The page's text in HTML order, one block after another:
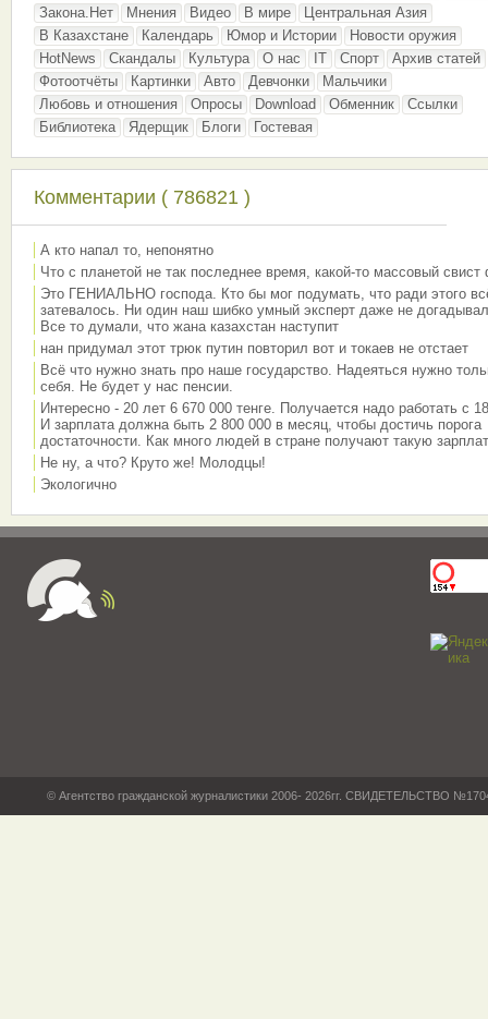
Закона.Нет
Мнения Видео В мире
Центральная Азия
В Казахстане
Календарь Юмор и Истории
Новости оружия
HotNews
Скандалы Культура О нас IT Спорт
Архив статей
Фотоотчёты
Картинки Авто Девчонки
Мальчики
Любовь и отношения
Опросы Download Обменник
Ссылки
Библиотека
Ядерщик Блоги Гостевая
Комментарии ( 786821 )
А кто напал то, непонятно
Что с планетой не так последнее время, какой-то массовый свист
Это ГЕНИАЛЬНО господа. Кто бы мог подумать, что ради этого
затевалось. Ни один наш шибко умный эксперт даже не
Все то думали, что жана казахстан наступит
нан придумал этот трюк путин повторил вот и токаев не отстает
Всё что нужно знать про наше государство. Надеяться нужно
себя. Не будет у нас пенсии.
Интересно - 20 лет 6 670 000 тенге. Получается надо работать с
И зарплата должна быть 2 800 000 в месяц, чтобы достичь порога
достаточности. Как много людей в стране получают такую
Не ну, а что? Круто же! Молодцы!
Экологично
© Агентство гражданской журналистики 2006- 2026гг. СВИДЕТЕЛЬСТВО